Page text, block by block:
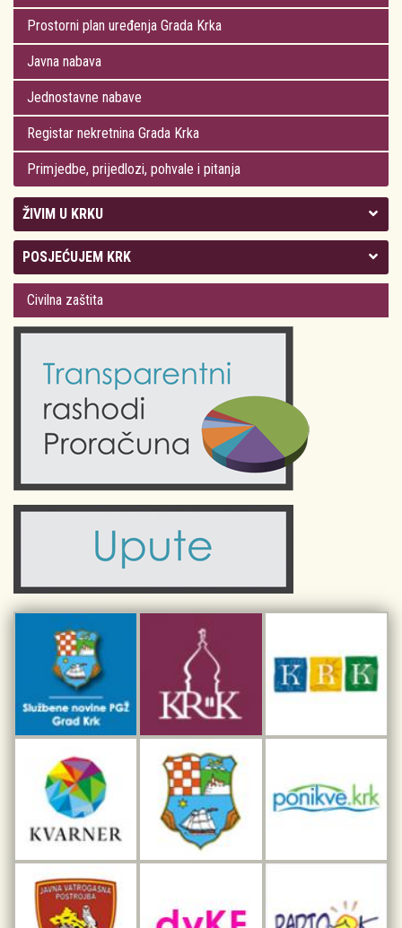
Prostorni plan uređenja Grada Krka
Javna nabava
Jednostavne nabave
Registar nekretnina Grada Krka
Primjedbe, prijedlozi, pohvale i pitanja
ŽIVIM U KRKU
Kolegij gradonačelnika
Gradsko vijeće
Odluke Grada Krka (Službene novine PGŽ)
Obrazovanje
Komunalne usluge
Civilni sektor (arhiva udruga)
Sport i rekreacija
POSJEĆUJEM KRK
Plan Grada Krka
Krk 360° VR panorama
Krk uživo
Fotogalerije
Kalendar događanja
Turistička zajednica otoka Krka
Kulturno-turistička ruta Putovima Frankopana
Dar iz Krka
Interpretacijski centar pomorske baštine
Civilna zaštita